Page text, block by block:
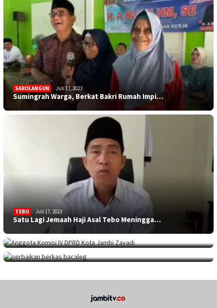
SAROLANGUN Juli 17, 2023
Sumingrah Warga, Berkat Bakri Rumah Impi…
TEBO Juli 17, 2023
Satu Lagi Jemaah Haji Asal Tebo Meningga…
KOTA JAMBI
Sekolah Minim Siswa, Dewan: Diknas Harus…
JAMBITV , POLITIK , TEBO Juli 17, 2023
Perpanjangan Perbaikan Berkas Bacaleg, 9…